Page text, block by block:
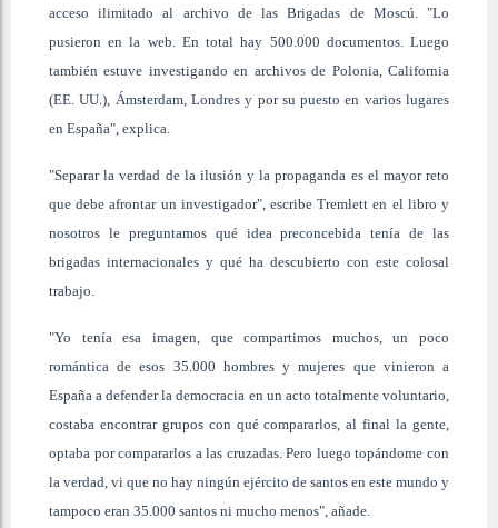
acceso ilimitado al archivo de las Brigadas de Moscú. "Lo
pusieron en la web. En total hay 500.000 documentos. Luego
también estuve investigando en archivos de Polonia, California
(EE. UU.), Ámsterdam, Londres y por su puesto en varios lugares
en España", explica.
"Separar la verdad de la ilusión y la propaganda es el mayor reto
que debe afrontar un investigador", escribe Tremlett en el libro y
nosotros le preguntamos qué idea preconcebida tenía de las
brigadas internacionales y qué ha descubierto con este colosal
trabajo.
"Yo tenía esa imagen, que compartimos muchos, un poco
romántica de esos 35.000 hombres y mujeres que vinieron a
España a defender la democracia en un acto totalmente voluntario,
costaba encontrar grupos con qué compararlos, al final la gente,
optaba por compararlos a las cruzadas. Pero luego topándome con
la verdad, vi que no hay ningún ejército de santos en este mundo y
tampoco eran 35.000 santos ni mucho menos", añade.